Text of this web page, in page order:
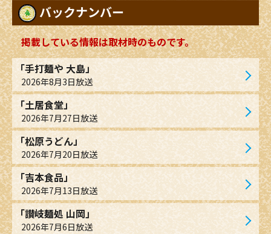
バックナンバー
掲載している情報は取材時のものです。
「手打麺や 大島」
2026年8月3日放送
「土居食堂」
2026年7月27日放送
「松原うどん」
2026年7月20日放送
「吉本食品」
2026年7月13日放送
「讃岐麺処 山岡」
2026年7月6日放送